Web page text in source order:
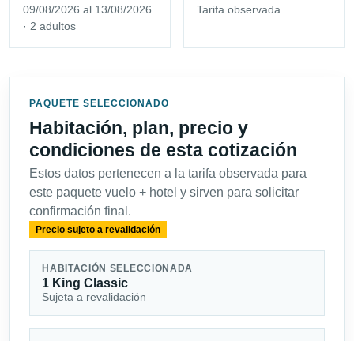
09/08/2026 al 13/08/2026
· 2 adultos
Tarifa observada
PAQUETE SELECCIONADO
Habitación, plan, precio y
condiciones de esta cotización
Estos datos pertenecen a la tarifa observada para
este paquete vuelo + hotel y sirven para solicitar
confirmación final.
Precio sujeto a revalidación
HABITACIÓN SELECCIONADA
1 King Classic
Sujeta a revalidación